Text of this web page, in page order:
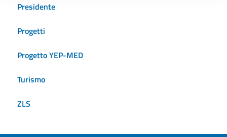
Presidente
Progetti
Progetto YEP-MED
Turismo
ZLS